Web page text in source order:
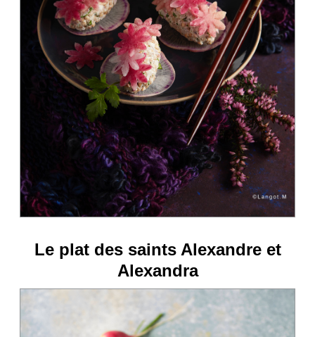
Le plat des saints Alexandre et
Alexandra